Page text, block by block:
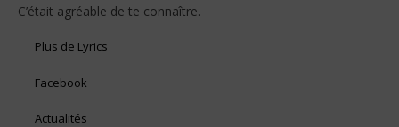
C’était agréable de te connaître.
Plus de Lyrics
Facebook
Actualités